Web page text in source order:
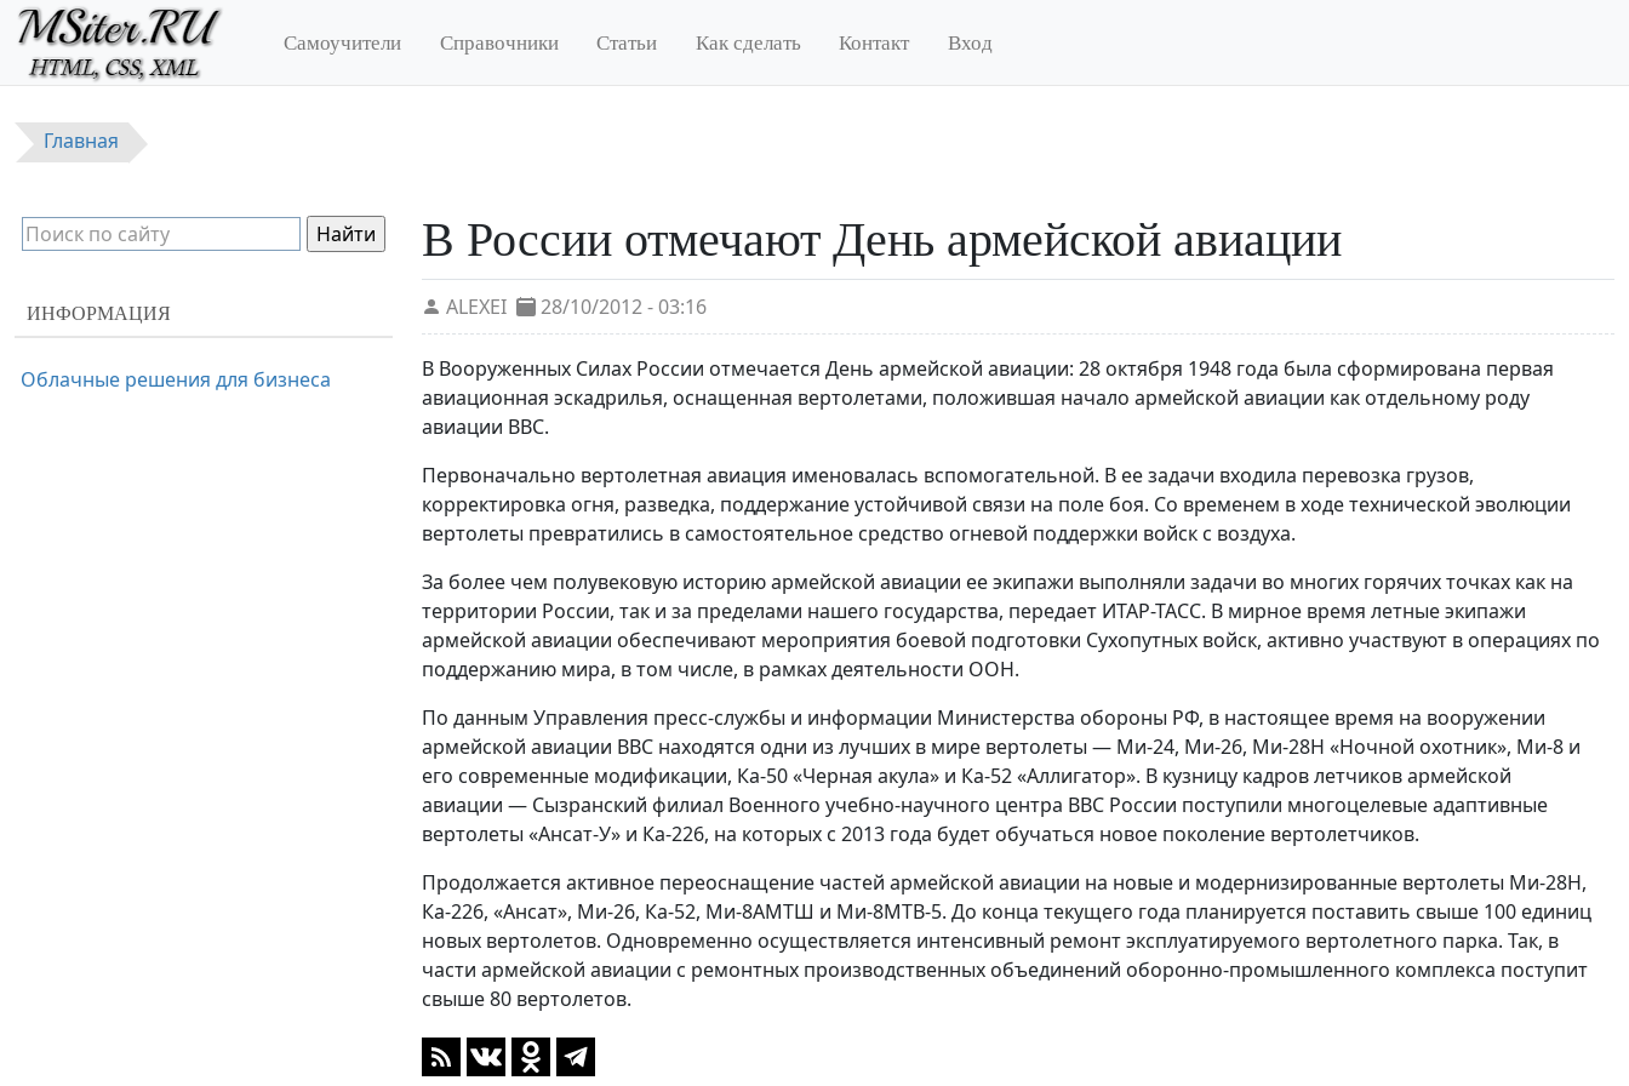
Перейти к основному содержанию
Самоучители Справочники Статьи Как сделать Контакт Вход
Главная
В России отмечают День армейской авиации
ALEXEI 28/10/2012 - 03:16
В Вооруженных Силах России отмечается День армейской авиации: 28 октября 1948 года была сформирована первая
авиационная эскадрилья, оснащенная вертолетами, положившая начало армейской авиации как отдельному роду
авиации ВВС.
Первоначально вертолетная авиация именовалась вспомогательной. В ее задачи входила перевозка грузов,
корректировка огня, разведка, поддержание устойчивой связи на поле боя. Со временем в ходе технической эволюции
вертолеты превратились в самостоятельное средство огневой поддержки войск с воздуха.
За более чем полувековую историю армейской авиации ее экипажи выполняли задачи во многих горячих точках как на
территории России, так и за пределами нашего государства, передает ИТАР-ТАСС. В мирное время летные экипажи
армейской авиации обеспечивают мероприятия боевой подготовки Сухопутных войск, активно участвуют в операциях по
поддержанию мира, в том числе, в рамках деятельности ООН.
По данным Управления пресс-службы и информации Министерства обороны РФ, в настоящее время на вооружении
армейской авиации ВВС находятся одни из лучших в мире вертолеты — Ми-24, Ми-26, Ми-28Н «Ночной охотник», Ми-8 и
его современные модификации, Ка-50 «Черная акула» и Ка-52 «Аллигатор». В кузницу кадров летчиков армейской
авиации — Сызранский филиал Военного учебно-научного центра ВВС России поступили многоцелевые адаптивные
вертолеты «Ансат-У» и Ка-226, на которых с 2013 года будет обучаться новое поколение вертолетчиков.
Продолжается активное переоснащение частей армейской авиации на новые и модернизированные вертолеты Ми-28Н,
Ка-226, «Ансат», Ми-26, Ка-52, Ми-8АМТШ и Ми-8МТВ-5. До конца текущего года планируется поставить свыше 100 единиц
новых вертолетов. Одновременно осуществляется интенсивный ремонт эксплуатируемого вертолетного парка. Так, в
части армейской авиации с ремонтных производственных объединений оборонно-промышленного комплекса поступит
свыше 80 вертолетов.
ИНФОРМАЦИЯ
Облачные решения для бизнеса